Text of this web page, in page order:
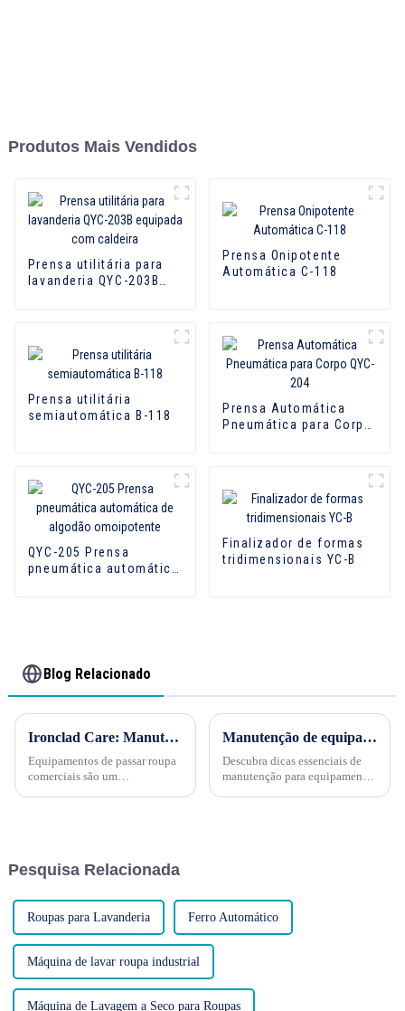
Produtos Mais Vendidos
Prensa utilitária para
lavanderia QYC-203B
Prensa Onipotente
Automática C-118
Prensa utilitária
semiautomática B-118
Prensa Automática
Pneumática para Corpo
QYC-205 Prensa
pneumática automática
Finalizador de formas
tridimensionais YC-B
Blog Relacionado
Ironclad Care: Manutenção do equipamento de passar roupa do seu hotel para desempenho máximo
Equipamentos de passar roupa
comerciais são um
desempenho ideal e minimizar
Manutenção de equipamentos de lavanderia comercial: mantendo suas máquinas funcionando perfeitamente
Descubra dicas essenciais de
manutenção para equipamentos
Pesquisa Relacionada
Roupas para Lavanderia Ferro Automático
Máquina de lavar roupa industrial
Máquina de Lavagem a Seco para Roupas